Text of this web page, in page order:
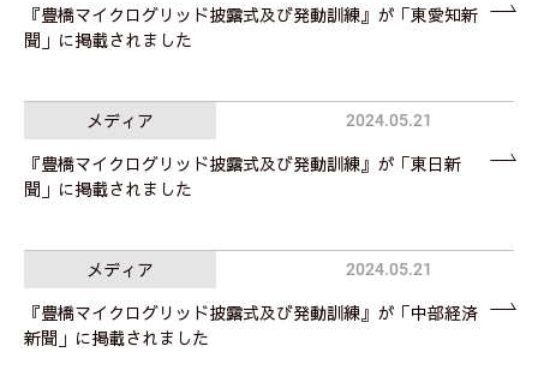
『豊橋マイクログリッド披露式及び発動訓練』が「東愛知新
聞」に掲載されました
メディア
『豊橋マイクログリッド披露式及び発動訓練』が「東日新
聞」に掲載されました
2024.05.21
メディア
『豊橋マイクログリッド披露式及び発動訓練』が「中部経済
新聞」に掲載されました
2024.05.21